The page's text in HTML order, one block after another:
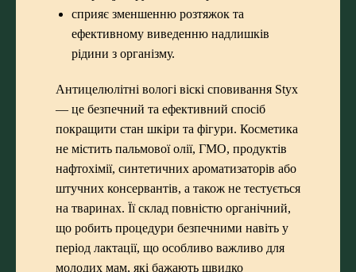
сприяє зменшенню розтяжок та
ефективному виведенню надлишків
рідини з організму.
Антицелюлітні вологі віскі сповивання Styx
— це безпечний та ефективний спосіб
покращити стан шкіри та фігури. Косметика
не містить пальмової олії, ГМО, продуктів
нафтохімії, синтетичних ароматизаторів або
штучних консервантів, а також не тестується
на тваринах. Її склад повністю органічний,
що робить процедури безпечними навіть у
період лактації, що особливо важливо для
молодих мам, які бажають швидко